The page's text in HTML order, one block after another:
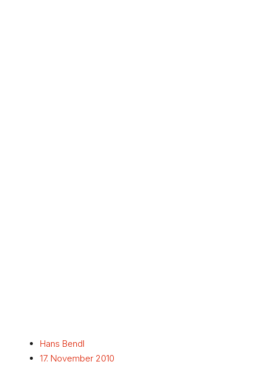
Hans Bendl
17. November 2010